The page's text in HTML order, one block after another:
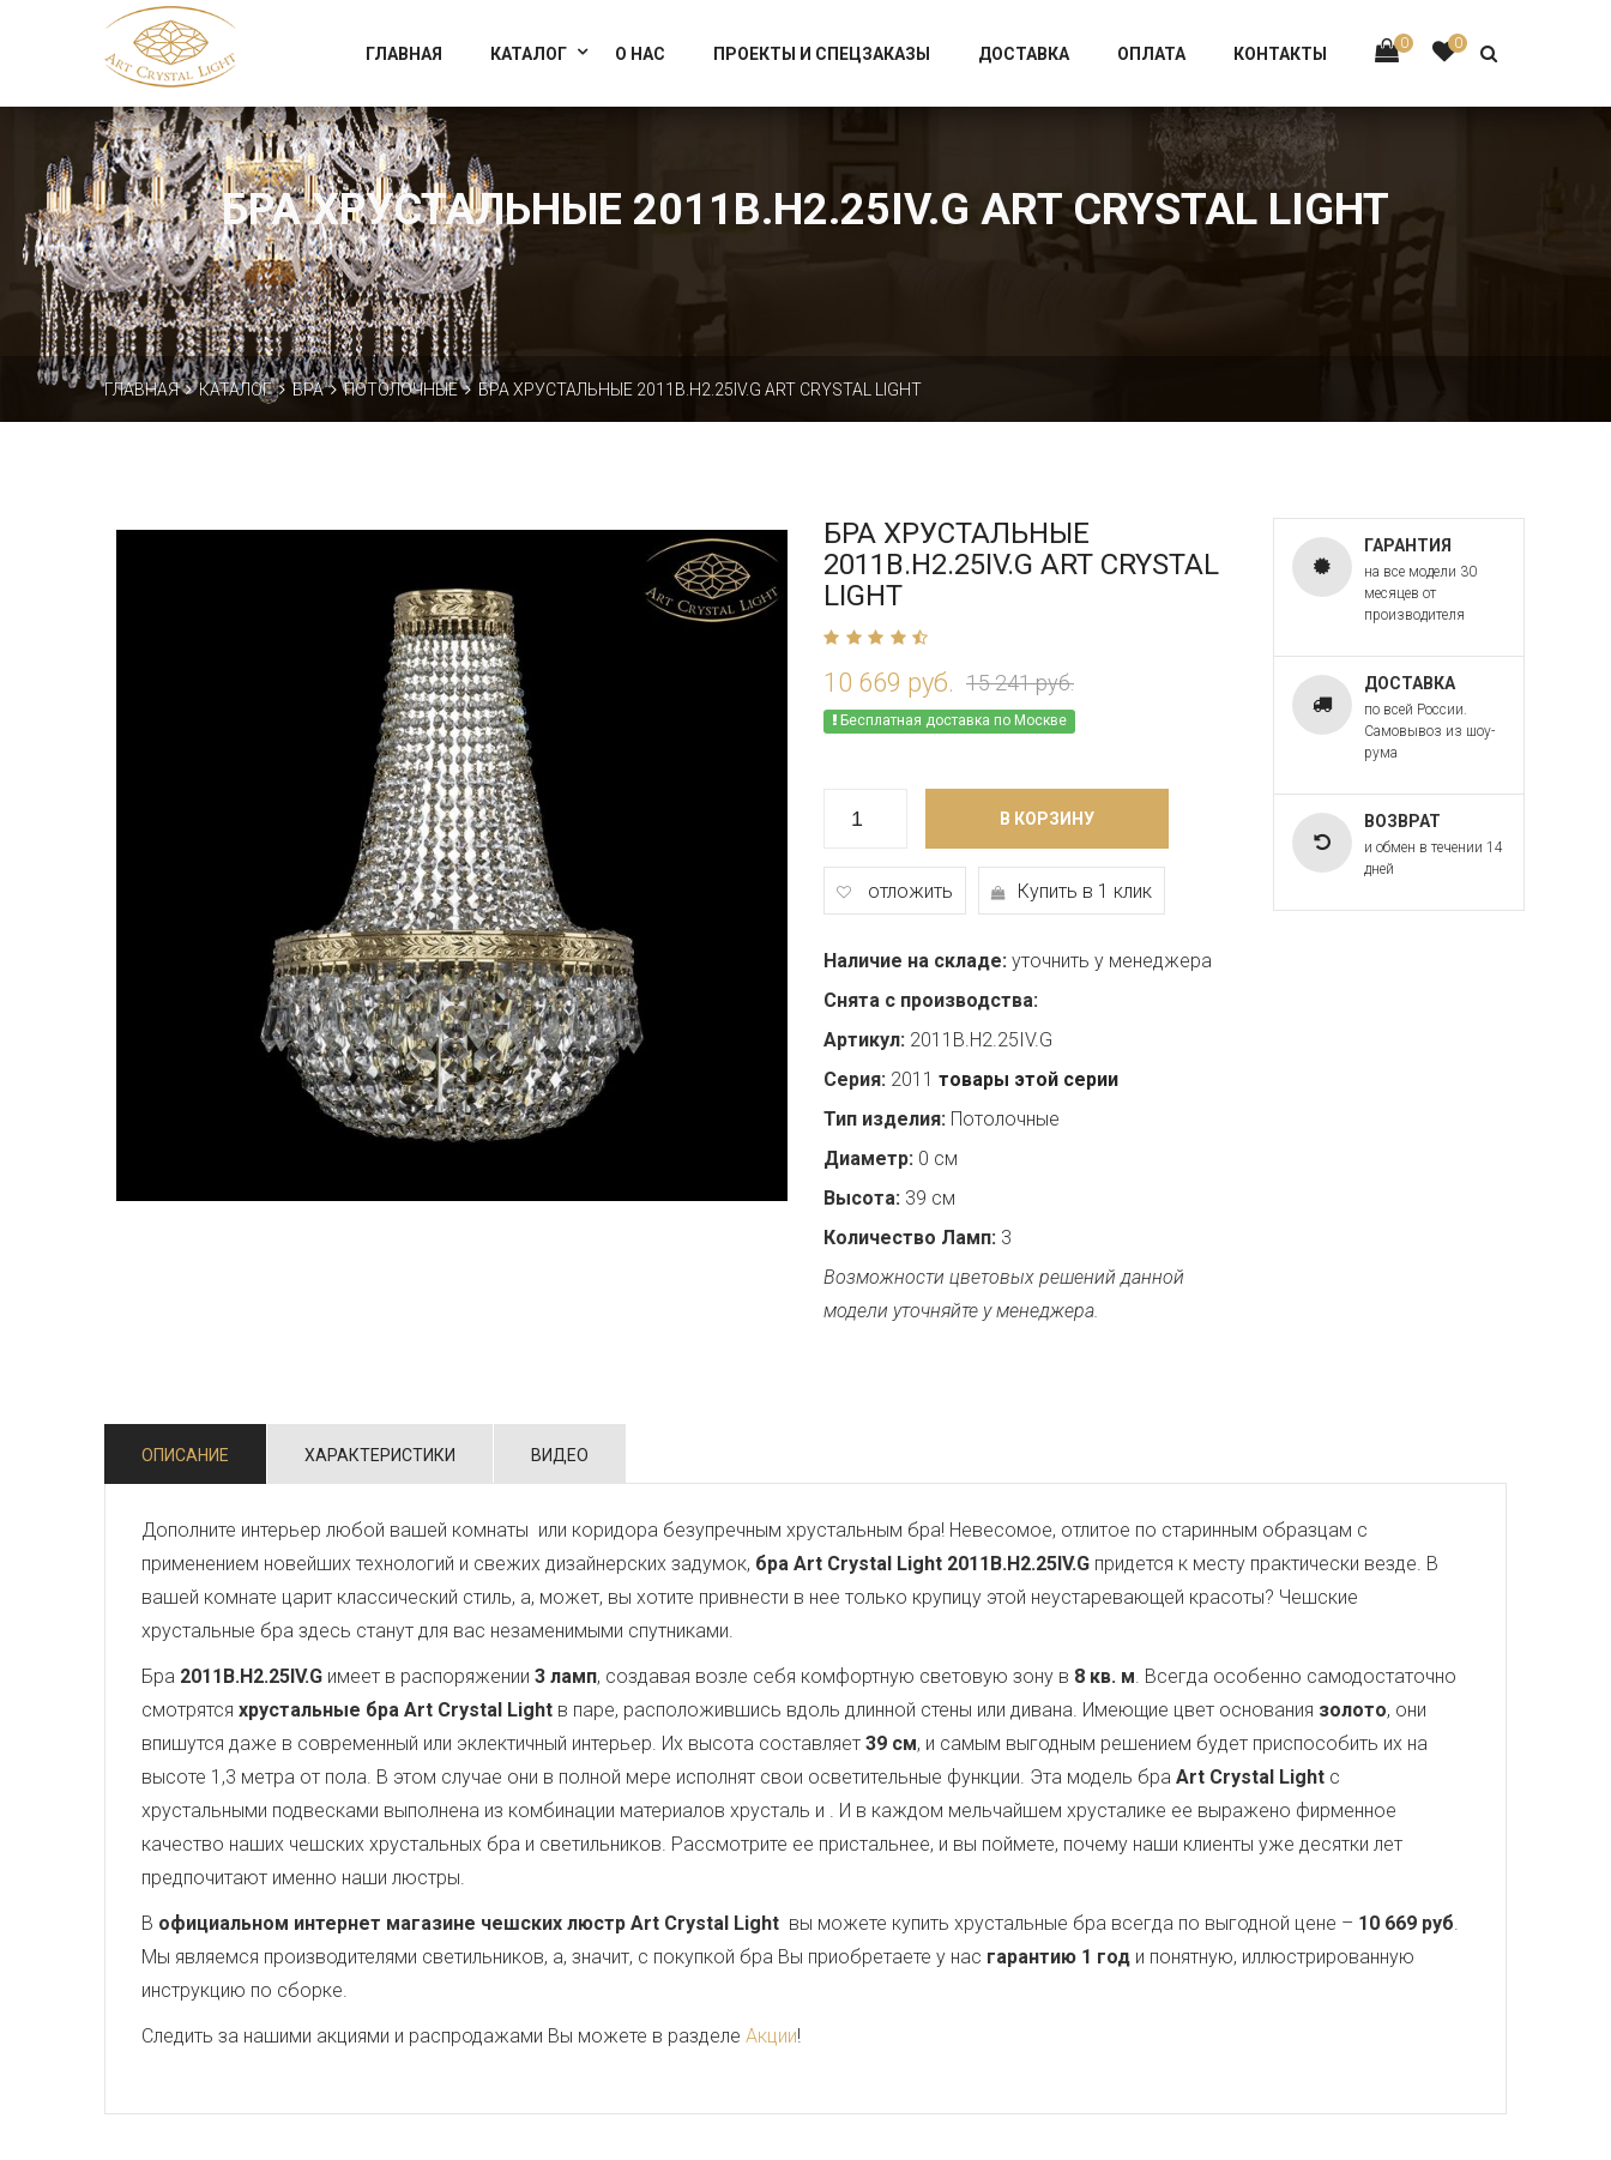
Официальный магазин фабрики Art Crystal Light
0 0
ГЛАВНАЯ КАТАЛОГ О НАС ПРОЕКТЫ И СПЕЦЗАКАЗЫ ДОСТАВКА ОПЛАТА КОНТАКТЫ
БРА ХРУСТАЛЬНЫЕ 2011B.H2.25IV.G ART CRYSTAL LIGHT
ГЛАВНАЯ КАТАЛОГ БРА ПОТОЛОЧНЫЕ БРА ХРУСТАЛЬНЫЕ 2011B.H2.25IV.G ART CRYSTAL LIGHT
БРА ХРУСТАЛЬНЫЕ
2011B.H2.25IV.G ART CRYSTAL
LIGHT
10 669 руб. 15 241 руб.
Бесплатная доставка по Москве
В КОРЗИНУ
отложить Купить в 1 клик
Наличие на складе: уточнить у менеджера
Снята с производства:
Артикул: 2011B.H2.25IV.G
Серия: 2011 товары этой серии
Тип изделия: Потолочные
Диаметр: 0 см
Высота: 39 см
Количество Ламп: 3
Возможности цветовых решений данной
модели уточняйте у менеджера.
ГАРАНТИЯ
на все модели 30
месяцев от
производителя
ДОСТАВКА
по всей России.
Самовывоз из шоу-
рума
ВОЗВРАТ
и обмен в течении 14
дней
ОПИСАНИЕ ХАРАКТЕРИСТИКИ ВИДЕО
Дополните интерьер любой вашей комнаты или коридора безупречным хрустальным бра! Невесомое, отлитое по старинным образцам с
применением новейших технологий и свежих дизайнерских задумок, бра Art Crystal Light 2011B.H2.25IV.G придется к месту практически везде. В
вашей комнате царит классический стиль, а, может, вы хотите привнести в нее только крупицу этой неустаревающей красоты? Чешские
хрустальные бра здесь станут для вас незаменимыми спутниками.
Бра 2011B.H2.25IV.G имеет в распоряжении 3 ламп, создавая возле себя комфортную световую зону в 8 кв. м. Всегда особенно самодостаточно
смотрятся хрустальные бра Art Crystal Light в паре, расположившись вдоль длинной стены или дивана. Имеющие цвет основания золото, они
впишутся даже в современный или эклектичный интерьер. Их высота составляет 39 см, и самым выгодным решением будет приспособить их на
высоте 1,3 метра от пола. В этом случае они в полной мере исполнят свои осветительные функции. Эта модель бра Art Crystal Light с
хрустальными подвесками выполнена из комбинации материалов хрусталь и . И в каждом мельчайшем хрусталике ее выражено фирменное
качество наших чешских хрустальных бра и светильников. Рассмотрите ее пристальнее, и вы поймете, почему наши клиенты уже десятки лет
предпочитают именно наши люстры.
В официальном интернет магазине чешских люстр Art Crystal Light вы можете купить хрустальные бра всегда по выгодной цене – 10 669 руб.
Мы являемся производителями светильников, а, значит, с покупкой бра Вы приобретаете у нас гарантию 1 год и понятную, иллюстрированную
инструкцию по сборке.
Следить за нашими акциями и распродажами Вы можете в разделе Акции!